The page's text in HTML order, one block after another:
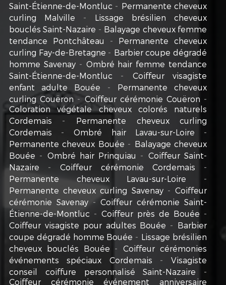
Saint-Étienne-de-Montluc
Permanente cheveux
curling Malville
Lissage brésilien cheveux
bouclés Saint-Nazaire
Balayage cheveux femme
tendance Pontchâteau
Permanente cheveux
curling Fay-de-Bretagne
Barbier coupe dégradé
homme Savenay
Ombré hair femme tendance
Saint-Étienne-de-Montluc
Coiffeur visagiste
enfant adulte Bouée
Permanente cheveux
curling Couëron
Coiffeur cérémonie Couëron
Coloration végétale cheveux colorés naturels
Cordemais
Permanente cheveux curling
Cordemais
Ombré hair Lavau-sur-Loire
Permanente cheveux Bouée
Balayage cheveux
Bouée
Ombré hair Prinquiau
Coiffeur Saint-
Nazaire
Coiffeur cérémonie Cordemais
Permanente cheveux Lavau-sur-Loire
Permanente cheveux curling Savenay
Coiffeur
cérémonie Savenay
Coiffeur cérémonie Saint-
Étienne-de-Montluc
Coiffeur près de Bouée
Coiffeur visagiste pour adultes Bouée
Barbier
coupe dégradé homme Bouée
Lissage brésilien
cheveux bouclés Bouée
Coiffeur cérémonies
événements spéciaux Cordemais
Visagiste
conseil coiffure personnalisé Saint-Nazaire
Coiffeur cérémonie événement anniversaire